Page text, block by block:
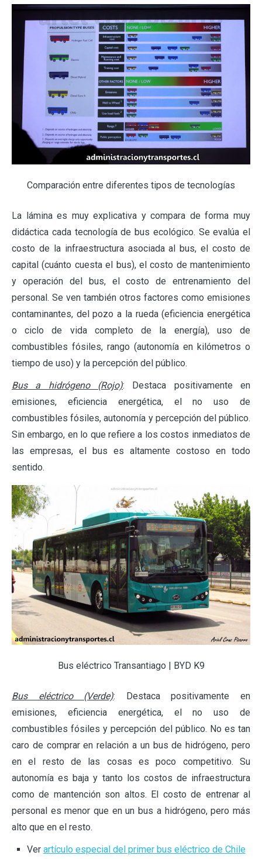
Comparación entre diferentes tipos de tecnologías
La lámina es muy explicativa y compara de forma muy
didáctica cada tecnología de bus ecológico. Se evalúa el
costo de la infraestructura asociada al bus, el costo de
capital (cuánto cuesta el bus), el costo de mantenimiento
y operación del bus, el costo de entrenamiento del
personal. Se ven también otros factores como emisiones
contaminantes, del pozo a la rueda (eficiencia energética
o ciclo de vida completo de la energía), uso de
combustibles fósiles, rango (autonomía en kilómetros o
tiempo de uso) y la percepción del público.
Bus a hidrógeno (Rojo): Destaca positivamente en
emisiones, eficiencia energética, el no uso de
combustibles fósiles, autonomía y percepción del público.
Sin embargo, en lo que refiere a los costos inmediatos de
las empresas, el bus es altamente costoso en todo
sentido.
Bus eléctrico Transantiago | BYD K9
Bus eléctrico (Verde): Destaca positivamente en
emisiones, eficiencia energética, el no uso de
combustibles fósiles y percepción del público. No es tan
caro de comprar en relación a un bus de hidrógeno, pero
en el resto de las cosas es poco competitivo. Su
autonomía es baja y tanto los costos de infraestructura
como de mantención son altos. El costo de entrenar al
personal es menor que en un bus a hidrógeno, pero más
alto que en el resto.
Ver artículo especial del primer bus eléctrico de Chile